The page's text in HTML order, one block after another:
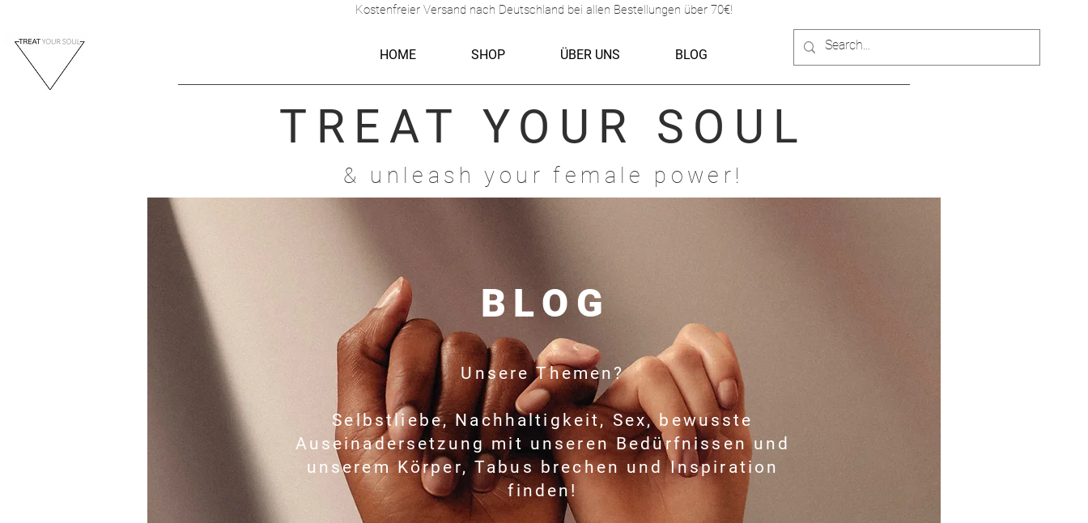
HOME SHOP ÜBER UNS BLOG
TREAT YOUR SOUL
& unleash your female power!
Kostenfreier Versand nach Deutschland bei allen Bestellungen über 70€!
BLOG
Unsere Themen?
Selbstliebe, Nachhaltigkeit, Sex, bewusste
Auseinadersetzung mit unseren Bedürfnissen und
unserem Körper, Tabus brechen und Inspiration
finden!